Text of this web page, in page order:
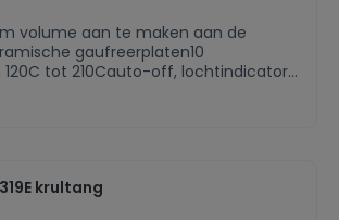
volume aan te maken aan de
gaufreerplaten10
tot 210Cauto-off, lochtindicator,
krultang